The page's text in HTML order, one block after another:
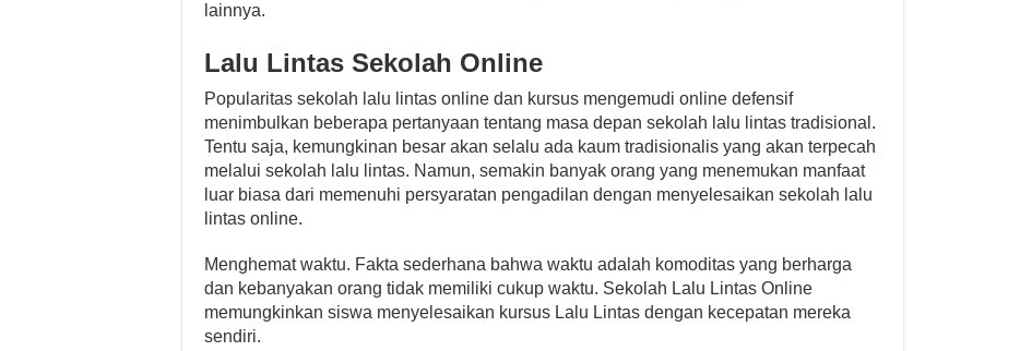
lainnya.
Lalu Lintas Sekolah Online
Popularitas sekolah lalu lintas online dan kursus mengemudi online defensif
menimbulkan beberapa pertanyaan tentang masa depan sekolah lalu lintas tradisional.
Tentu saja, kemungkinan besar akan selalu ada kaum tradisionalis yang akan terpecah
melalui sekolah lalu lintas. Namun, semakin banyak orang yang menemukan manfaat
luar biasa dari memenuhi persyaratan pengadilan dengan menyelesaikan sekolah lalu
lintas online.
Menghemat waktu. Fakta sederhana bahwa waktu adalah komoditas yang berharga
dan kebanyakan orang tidak memiliki cukup waktu. Sekolah Lalu Lintas Online
memungkinkan siswa menyelesaikan kursus Lalu Lintas dengan kecepatan mereka
sendiri.